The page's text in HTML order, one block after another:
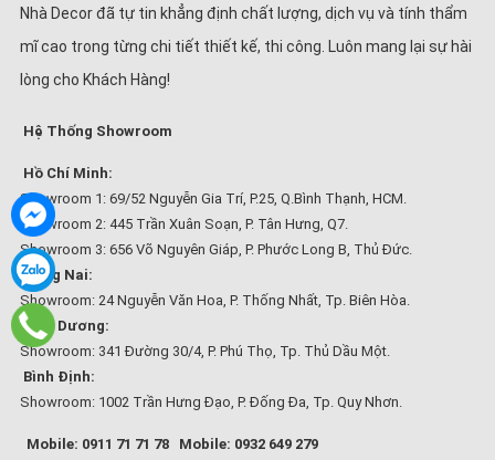
Nhà Decor đã tự tin khẳng định chất lượng, dịch vụ và tính thẩm
mĩ cao trong từng chi tiết thiết kế, thi công. Luôn mang lại sự hài
lòng cho Khách Hàng!
Hệ Thống Showroom
Hồ Chí Minh:
Showroom 1: 69/52 Nguyễn Gia Trí, P.25, Q.Bình Thạnh, HCM.
Showroom 2: 445 Trần Xuân Soạn, P. Tân Hưng, Q7.
Showroom 3: 656 Võ Nguyên Giáp, P. Phước Long B, Thủ Đức.
Đồng Nai:
Showroom: 24 Nguyễn Văn Hoa, P. Thống Nhất, Tp. Biên Hòa.
Bình Dương:
Showroom: 341 Đường 30/4, P. Phú Thọ, Tp. Thủ Dầu Một.
Bình Định:
Showroom: 1002 Trần Hưng Đạo, P. Đống Đa, Tp. Quy Nhơn.
Mobile: 0911 71 71 78
Mobile: 0932 649 279